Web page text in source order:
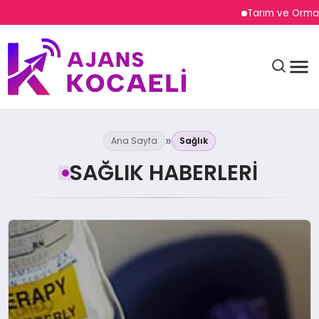
Tarım ve Orman Bakanı
GÜNDEM
DÜNYA
EĞITIM
Ana Sayfa Sağlık
SAĞLIK HABERLERI